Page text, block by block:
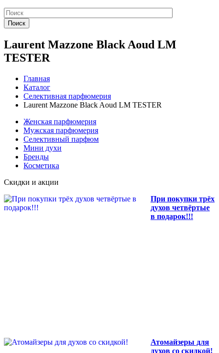
Поиск
Laurent Mazzone Black Aoud LM
TESTER
Главная
Каталог
Селективная парфюмерия
Laurent Mazzone Black Aoud LM TESTER
Женская парфюмерия
Мужская парфюмерия
Селективный парфюм
Мини духи
Бренды
Косметика
Скидки и акции
При покупки трёх
духов четвёртые
в подарок!!!
Атомайзеры для
духов со скидкой!